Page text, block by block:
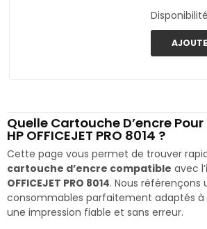
Quelle Cartouche D’encre
HP OFFICEJET PRO 8014 ?
Cette page vous permet de trouver
cartouche d’encre compatible avec l’
OFFICEJET PRO 8014. Nous référençons
consommables parfaitement adaptés à
une impression fiable et sans erreur.